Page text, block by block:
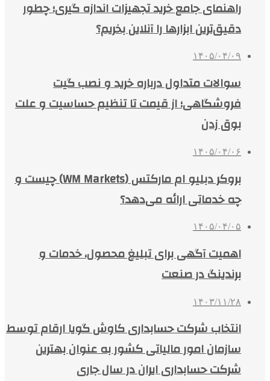
راهنمای جامع خرید تجهیزات اندازه گیری؛ چطور
دقیق‌ترین ابزارها را آنلاین بخریم؟
۱۴۰۵/۰۴/۰۹
سوالات متداول درباره خرید و نصب گیت
فروشگاهی؛ از قیمت تا تنظیم حساسیت و علت
بوق زدن
۱۴۰۵/۰۴/۰۶
بروکر دبلیو ام مارکتس (WM Markets) چیست و
چه خدماتی ارائه می‌دهد؟
۱۴۰۵/۰۴/۰۵
اهمیت آگهی برای تبلیغ محصول، خدمات و
برندینگ در صنعت
۱۴۰۳/۱۱/۲۸
انتخاب شرکت حسابداری کاوش گویا ارقام توسط
سازمان امور مالیاتی کشور به عنوان بهترین
شرکت حسابداری ایران در سال جاری